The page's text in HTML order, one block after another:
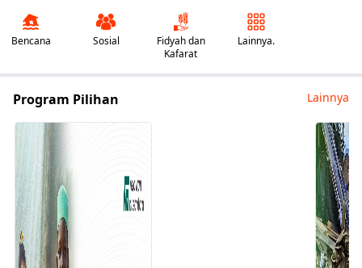
Bencana Sosial
Fidyah dan
Kafarat
Lainnya.
Program Pilihan Lainnya